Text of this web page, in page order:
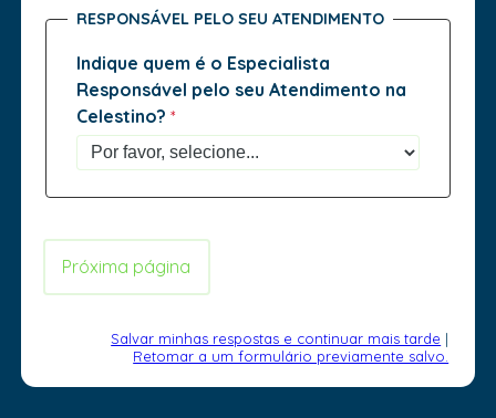
RESPONSÁVEL PELO SEU ATENDIMENTO
Indique quem é o Especialista
Responsável pelo seu Atendimento na
Celestino?
Salvar minhas respostas e continuar mais tarde |
Retomar a um formulário previamente salvo.